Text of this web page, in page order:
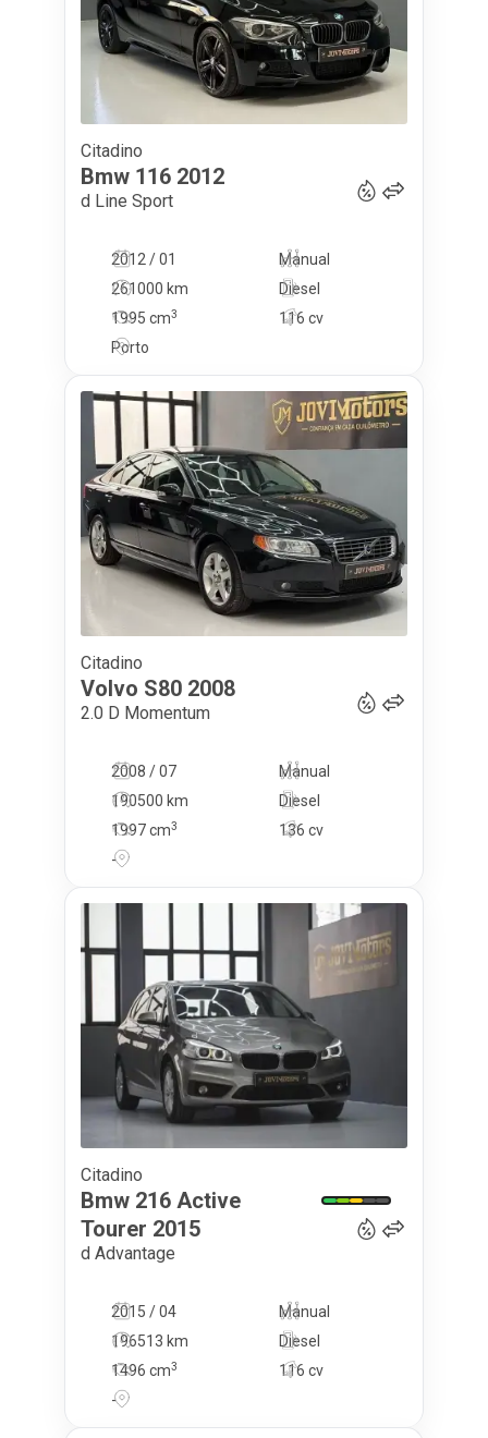
Citadino
Bmw 116 2012
d Line Sport
2012 / 01
Manual
261000 km
116 cv
Diesel
1995 cm3
Porto
Citadino
Volvo S80 2008
2.0 D Momentum
2008 / 07
Manual
190500 km
136 cv
Diesel
1997cm3
-
Citadino
Bmw 216 Active
Tourer 2015
d Advantage
2015 / 04
Manual
196513 km
116 cv
Diesel
1496 cm3
-